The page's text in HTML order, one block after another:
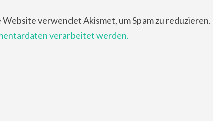
Website verwendet Akismet, um Spam zu reduzieren.
verarbeitet werden.